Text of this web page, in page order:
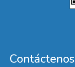
Contáctenos